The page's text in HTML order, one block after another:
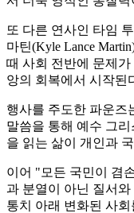
또 다른 연사인 타임
마틴(Kyle Lance
때 사회 전반에 문제
앙의 회복에서 시작된
행사를 주도한 파운즈
말씀을 통해 예수 그
을 읽는 삶이 개인과
이어 "모든 국민이 겸
과 분열이 아닌 질서
통치 아래 변화된 사